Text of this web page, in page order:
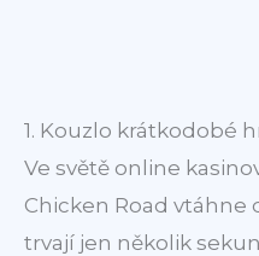
1. Kouzlo krátkodobé
Ve světě online
Chicken Road vtáhne
trvají jen několik